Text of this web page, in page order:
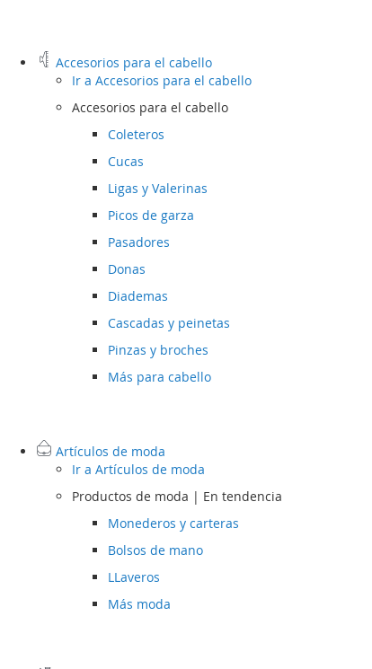
Accesorios para el cabello
Ir a Accesorios para el cabello
Accesorios para el cabello
Coleteros
Cucas
Ligas y Valerinas
Picos de garza
Pasadores
Donas
Diademas
Cascadas y peinetas
Pinzas y broches
Más para cabello
Artículos de moda
Ir a Artículos de moda
Productos de moda | En tendencia
Monederos y carteras
Bolsos de mano
LLaveros
Más moda